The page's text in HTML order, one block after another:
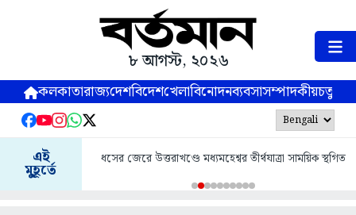
৮ আগস্ট, ২০২৬
কলকাতারাজ্যদেশবিদেশখেলাবিনোদনব্যবসাসম্পাদকীয়
এই
মুহূর্তে
ধসের জেরে উত্তরাখণ্ডে মধ্যমহেশ্বর তীর্থযাত্রা সাময়িক স্থগিত